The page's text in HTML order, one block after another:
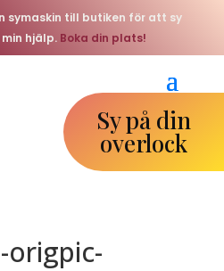
symaskin till butiken för att sy
hjälp. Boka din plats!
Sy på din
overlock
origpic-